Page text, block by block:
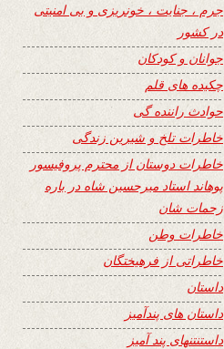
جرم ، جنایت ، خونریزی و بی امنیتی
در کشور
جوانان و کودکان
چکیده های قلم
حوادث راننده گی
خاطرات تلخ و شیرین زندگی
خاطرات دوستان از محترم پروفیسور
پوهاند استاد میرحسین شاه در باره
زحمات شان
خاطرات وطن
خاطراتی از فرهیختگان
داستان
داستان های پندآمیز
داستنتنهای پند آمیز